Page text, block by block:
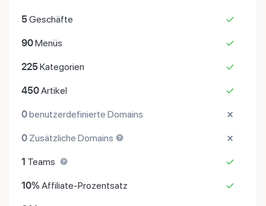
5Geschäfte
90Menüs
225Kategorien
450Artikel
0benutzerdefinierte Domains
0 Zusätzliche Domains
1 Teams
10% Affiliate-Prozentsatz